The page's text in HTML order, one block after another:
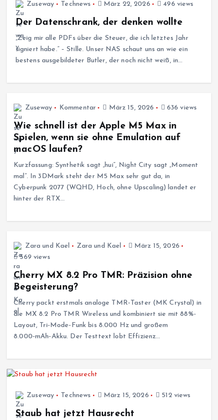
Zuseway Technews März 22, 2026 496 views
Der Datenschrank, der denken wollte
„Zeig mir alle PDFs über die Steuer, die ich letztes Jahr
signiert habe.“ – Stille. Unser NAS schaut uns an wie ein
bestens ausgebildeter Butler, der noch nicht weiß, in…
Zuseway Kommentar März 15, 2026 636 views
Wie schnell ist der Apple M5 Max in
Spielen, wenn sie ohne Emulation auf
macOS laufen?
Kurzfassung: Synthetik sagt „hui“, Night City sagt „Moment
mal“. In 3DMark steht der M5 Max sehr gut da, in
Cyberpunk 2077 (WQHD, Hoch, ohne Upscaling) landet er
hinter der RTX…
Zara und Kael Zara und Kael
März 15, 2026
569 views
Cherry MX 8.2 Pro TMR: Präzision ohne
Begeisterung?
Cherry packt erstmals analoge TMR‑Taster (MK Crystal) in
die MX 8.2 Pro TMR Wireless und kombiniert sie mit 88%-
Layout, Tri‑Mode‑Funk bis 8.000 Hz und großem
8.000‑mAh‑Akku. Der Testtext lobt Effizienz…
Zuseway Technews März 15, 2026 512 views
Staub hat jetzt Hausrecht